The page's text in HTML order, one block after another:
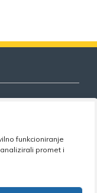
funkcioniranje
promet i
uprava@nsz.hr